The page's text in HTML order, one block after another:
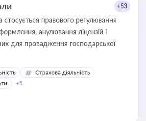
+53
стосується правового регулювання
анулювання ліцензій і
для провадження господарської
Страхова діяльність
+5